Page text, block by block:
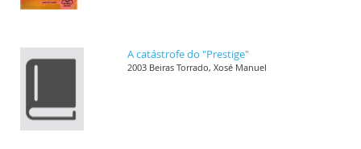
A catástrofe do "Prestige"
2003 Beiras Torrado, Xosé Manuel